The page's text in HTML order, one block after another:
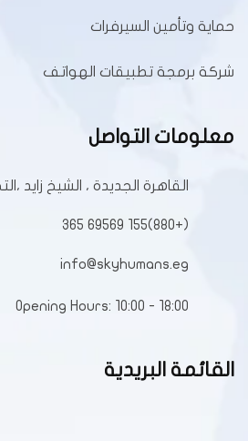
حماية وتأمين السيرفرات
شركة برمجة تطبيقات الهواتف
معلومات التواصل
القاهرة الجديدة ، الشيخ زايد
(+880)155 69569 365
info@skyhumans.eg
Opening Hours: 10:00 - 18:00
القائمة البريدية